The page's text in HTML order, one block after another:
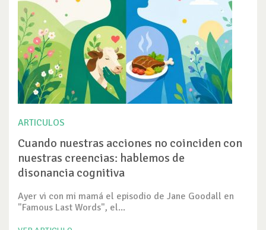
ARTICULOS
Cuando nuestras acciones no coinciden con
nuestras creencias: hablemos de
disonancia cognitiva
Ayer vi con mi mamá el episodio de Jane Goodall en
"Famous Last Words", el...